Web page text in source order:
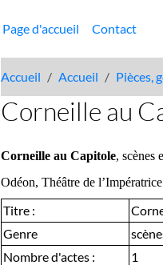
Page d'accueil Contact
Accueil Accueil Pièces,
Corneille au
Corneille au Capitole, scènes
Odéon, Théâtre de
Titre :
Genre
Nombre d'actes :
1